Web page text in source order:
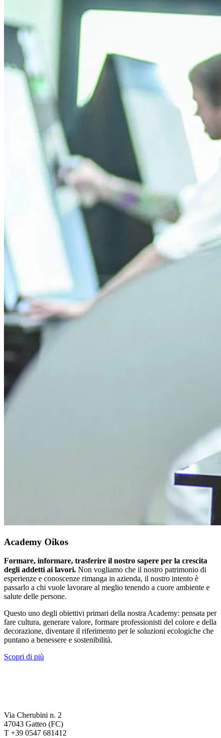
Academy Oikos
Formare, informare, trasferire il nostro sapere per la crescita
degli addetti ai lavori. Non vogliamo che il nostro patrimonio di
esperienze e conoscenze rimanga in azienda, il nostro intento è
passarlo a chi vuole lavorare al meglio tenendo a cuore ambiente e
salute delle persone.
Questo uno degli obiettivi primari della nostra Academy: pensata per
fare cultura, generare valore, formare professionisti del colore e della
decorazione, diventare il riferimento per le soluzioni ecologiche che
puntano a benessere e sostenibilità.
Scopri di più
Via Cherubini n. 2
47043 Gatteo (FC)
T +39 0547 681412